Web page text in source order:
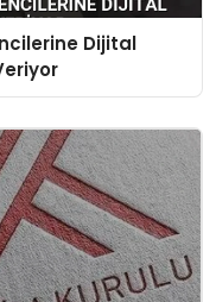
Dijital